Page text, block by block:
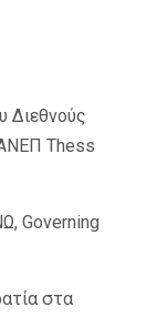
Διεθνούς
Thess
Governing
στα